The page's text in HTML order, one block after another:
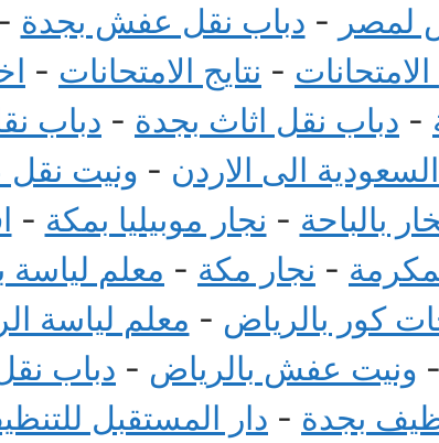
لمصر - دباب نقل عفش بجدة -
الامتحانات - نتايج الامتحانات -
- دباب نقل اثاث بجدة - دباب
الى الاردن - ونيت
بالباحة - نجار موبيليا بمكة -
- نجار مكة - معلم لياسة
كور بالرياض - معلم لياسة
- ونيت عفش بالرياض - دباب
بجدة - دار المستقبل